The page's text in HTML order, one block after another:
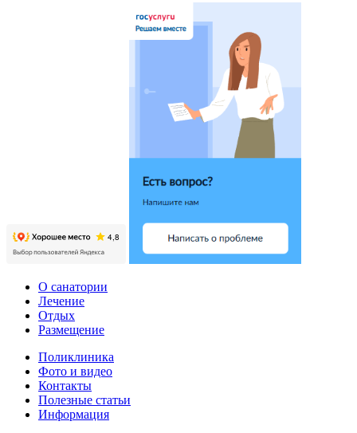
О санатории
Лечение
Отдых
Размещение
Поликлиника
Фото и видео
Контакты
Полезные статьи
Информация